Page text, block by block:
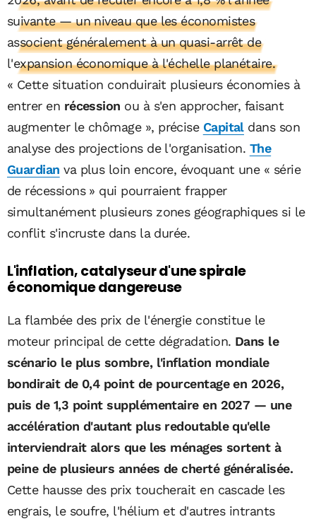
suivante — un niveau que les économistes
associent généralement à un quasi-arrêt de
l'expansion économique à l'échelle planétaire.
« Cette situation conduirait plusieurs économies à
entrer en récession ou à s'en approcher, faisant
augmenter le chômage », précise Capitaldans son
analyse des projections de l'organisation. The
Guardian va plus loin encore, évoquant une « série
de récessions » qui pourraient frapper
simultanément plusieurs zones géographiques si le
conflit s'incruste dans la durée.
L'inflation, catalyseur d'une spirale
économique dangereuse
La flambée des prix de l'énergie constitue le
moteur principal de cette dégradation. Dans le
scénario le plus sombre, l'inflation mondiale
bondirait de 0,4 point de pourcentage en 2026,
puis de 1,3 point supplémentaire en 2027 — une
accélération d'autant plus redoutable qu'elle
interviendrait alors que les ménages sortent à
peine de plusieurs années de cherté généralisée.
Cette hausse des prix toucherait en cascade les
engrais, le soufre, l'hélium et d'autres intrants